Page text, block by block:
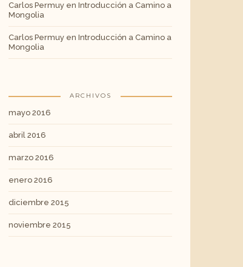
Carlos Permuy en Introducción a Camino a
Mongolia
Carlos Permuy en Introducción a Camino a
Mongolia
ARCHIVOS
mayo 2016
abril 2016
marzo 2016
enero 2016
diciembre 2015
noviembre 2015